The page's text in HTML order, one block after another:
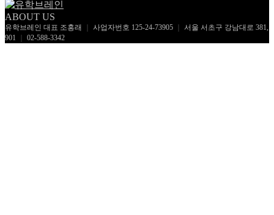
ABOUT US
유학브레인 대표 조홍래 사업자번호 125-24-73905
서울 서초구 강남대로 381,
901
02-588-3342